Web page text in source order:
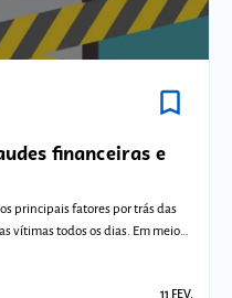
bookmark_border
financeiras e
principais fatores por trás das
vítimas todos os dias. Em meio
11 FEV.